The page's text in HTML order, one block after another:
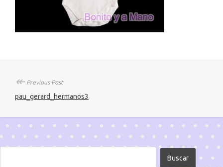
↞Previous Post
pau_gerard_hermanos3